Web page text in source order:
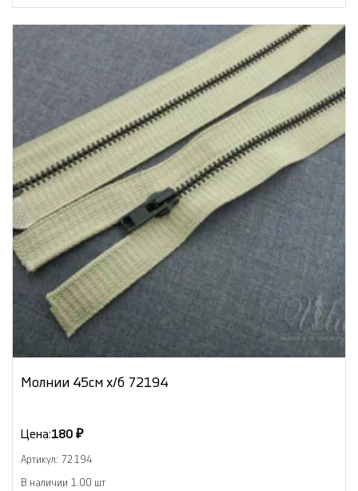
Молнии 45см х/б 72194
Цена:180 ₽
Артикул: 72194
В наличии 1.00 шт